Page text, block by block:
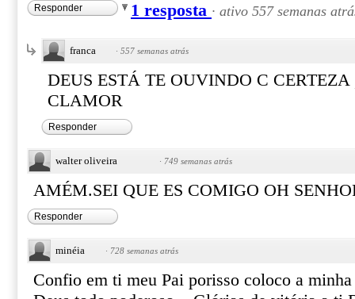
Responder 1 resposta · ativo 557 semanas
franca · 557 semanas atrás
DEUS ESTÁ TE OUVINDO C
CLAMOR
Responder
walter oliveira · 749 semanas atrás
AMÉM.SEI QUE ES COMIGO OH
Responder
minéia · 728 semanas atrás
Confio em ti meu Pai porisso coloco a